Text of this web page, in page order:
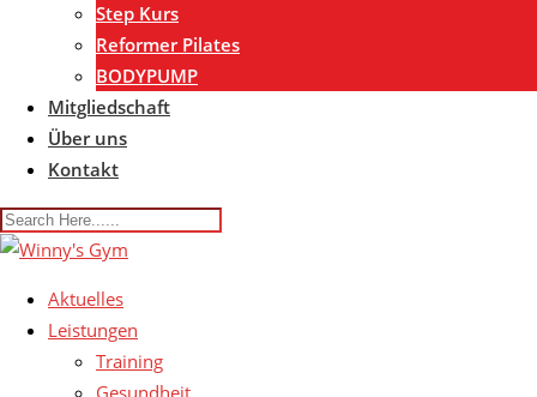
Step Kurs
Reformer Pilates
BODYPUMP
Mitgliedschaft
Über uns
Kontakt
Aktuelles
Leistungen
Training
Gesundheit